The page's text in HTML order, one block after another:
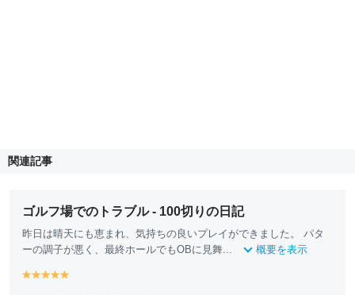
関連記事
ゴルフ場でのトラブル - 100切りの日記
昨日は晴天にも恵まれ、気持ちの良いプレイができました。 パタ
ーの調子が悪く、最終ホールでもOBに見舞...
概要を表示
y y y y